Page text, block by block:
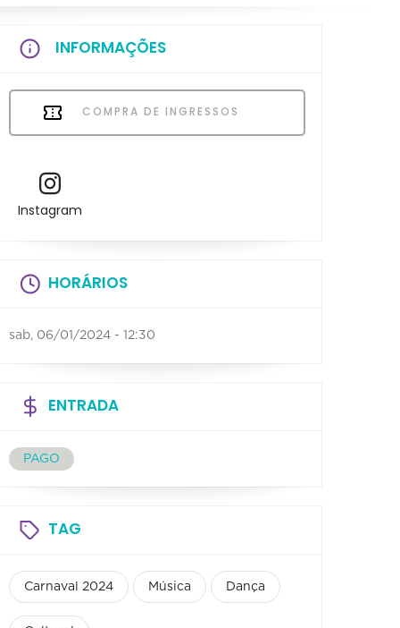
INFORMAÇÕES
COMPRA DE INGRESSOS
Instagram
HORÁRIOS
sab, 06/01/2024 - 12:30
ENTRADA
PAGO
TAG
Carnaval 2024 Música Dança